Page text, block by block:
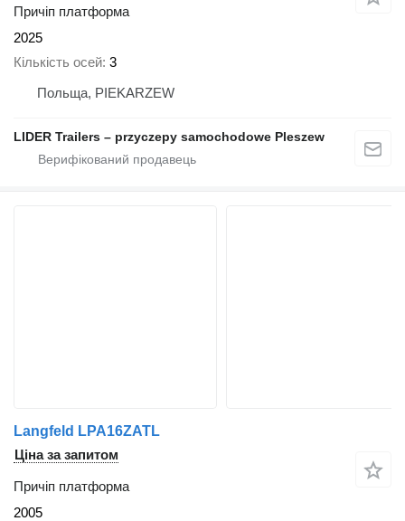
Причіп платформа
2025
Кількість осей 3
Польща, PIEKARZEW
LIDER Trailers – przyczepy samochodowe Pleszew
Langfeld LPA16ZATL
Ціна за запитом
Причіп платформа
2005